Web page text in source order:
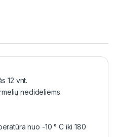
12 vnt.
nedideliems
nuo -10 ° C iki 180